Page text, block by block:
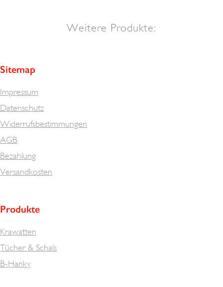
Weitere Produkte:
Sitemap
Impressum
Datenschutz
Widerrufsbestimmungen
AGB
Bezahlung
Versandkosten
Produkte
Krawatten
Tücher & Schals
B-Hanky